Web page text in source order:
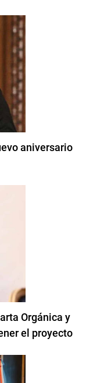
aniversario
Orgánica y
el proyecto